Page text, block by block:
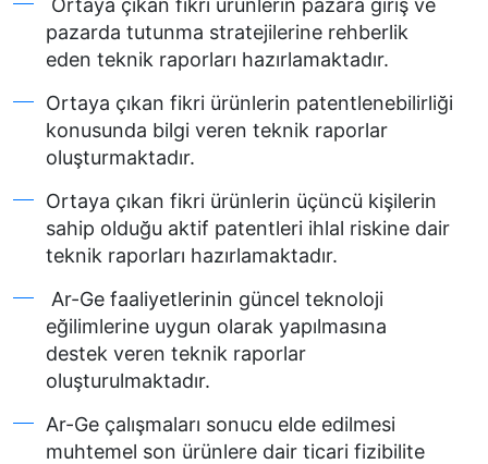
Ortaya çıkan fikri ürünlerin pazara giriş ve
pazarda tutunma stratejilerine rehberlik
eden teknik raporları hazırlamaktadır.
Ortaya çıkan fikri ürünlerin patentlenebilirliği
konusunda bilgi veren teknik raporlar
oluşturmaktadır.
Ortaya çıkan fikri ürünlerin üçüncü kişilerin
sahip olduğu aktif patentleri ihlal riskine dair
teknik raporları hazırlamaktadır.
Ar-Ge faaliyetlerinin güncel teknoloji
eğilimlerine uygun olarak yapılmasına
destek veren teknik raporlar
oluşturulmaktadır.
Ar-Ge çalışmaları sonucu elde edilmesi
muhtemel son ürünlere dair ticari fizibilite